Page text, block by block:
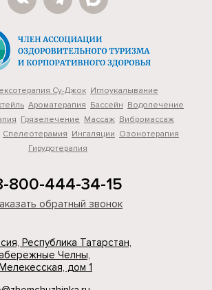
Су-Джок Иглоукалывание
Ароматерапия Бассейн Водолечение
Грязелечение Массаж Вибромассаж
Cпелеотерамия Ингаляции Озонотерапия
Гирудотерапия
800-444-34-15
обратный звонок
Республика Татарстан,
Челны,
дом 1